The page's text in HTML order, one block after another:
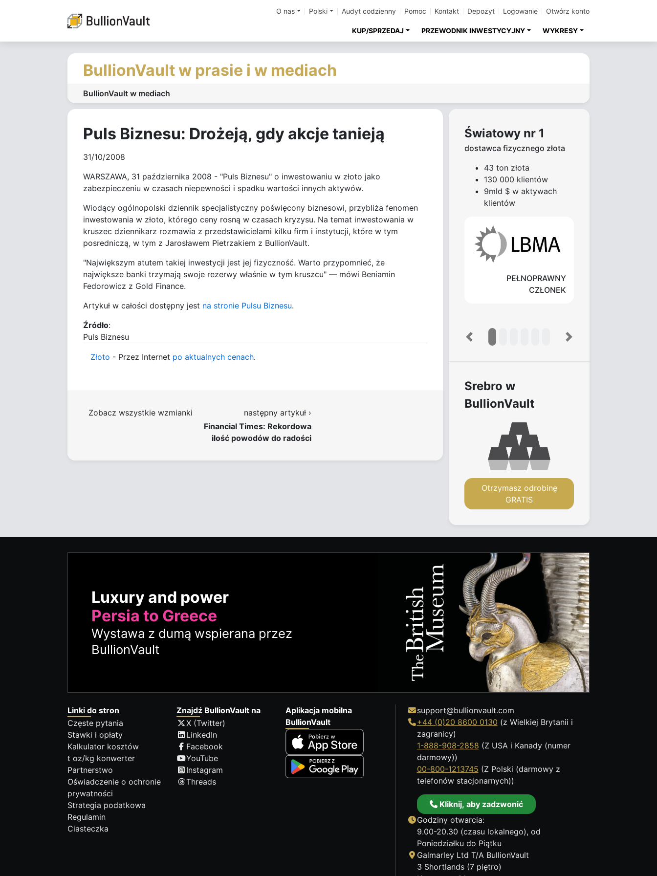
O nas Polski Audyt codzienny Pomoc Kontakt Depozyt Logowanie Otwórz konto
KUP/SPRZEDAJ PRZEWODNIK INWESTYCYJNY WYKRESY
BullionVault w prasie i w mediach
BullionVault w mediach
Puls Biznesu: Drożeją, gdy akcje tanieją
31/10/2008
WARSZAWA, 31 października 2008 - "Puls Biznesu" o inwestowaniu w złoto jako
zabezpieczeniu w czasach niepewności i spadku wartości innych aktywów.
Wiodący ogólnopolski dziennik specjalistyczny poświęcony biznesowi, przybliża fenomen
inwestowania w złoto, którego ceny rosną w czasach kryzysu. Na temat inwestowania w
kruszec dziennikarz rozmawia z przedstawicielami kilku firm i instytucji, które w tym
posredniczą, w tym z Jarosławem Pietrzakiem z BullionVault.
"Największym atutem takiej inwestycji jest jej fizyczność. Warto przypomnieć, że
największe banki trzymają swoje rezerwy właśnie w tym kruszcu" — mówi Beniamin
Fedorowicz z Gold Finance.
Artykuł w całości dostępny jest na stronie Pulsu Biznesu.
Źródło:
Puls Biznesu
Złoto - Przez Internet po aktualnych cenach.
Zobacz wszystkie wzmianki
następny artykuł ›
Financial Times: Rekordowa
ilość powodów do radości
Światowy nr 1
dostawca fizycznego złota
43 ton złota
130 000 klientów
9mld $ w aktywach
klientów
PEŁNOPRAWNY
CZŁONEK
Previous Next
Srebro w
BullionVault
Otrzymasz odrobinę
GRATIS
Luxury and power
Persia to Greece
Wystawa z dumą wspierana przez
BullionVault
Linki do stron
Częste pytania
Stawki i opłaty
Kalkulator kosztów
t oz/kg konwerter
Partnerstwo
Oświadczenie o ochronie
prywatności
Strategia podatkowa
Regulamin
Ciasteczka
Znajdź BullionVault na
X (Twitter)
LinkedIn
Facebook
YouTube
Instagram
Threads
Aplikacja mobilna
BullionVault
support@bullionvault.com
+44 (0)20 8600 0130 (z Wielkiej Brytanii i
zagranicy)
1-888-908-2858 (Z USA i Kanady (numer
darmowy))
00-800-1213745 (Z Polski (darmowy z
telefonów stacjonarnych))
Kliknij, aby zadzwonić
Godziny otwarcia:
9.00-20.30 (czasu lokalnego), od
Poniedziałku do Piątku
Galmarley Ltd T/A BullionVault
3 Shortlands (7 piętro)